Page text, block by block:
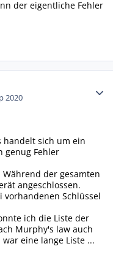
der eigentliche Fehler
2020
handelt sich um ein
genug Fehler
der gesamten
angeschlossen.
Schlüssel
ich die Liste der
Murphy's law auch
eine lange Liste ...